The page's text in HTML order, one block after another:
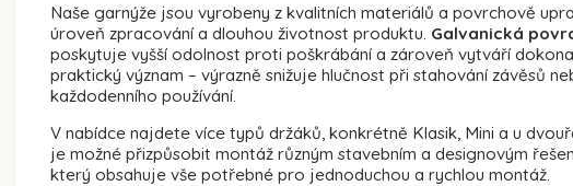
Naše garnýže jsou vyrobeny z kvalitních materiálů a povrchově
úroveň zpracování a dlouhou životnost produktu. Galvanická
poskytuje vyšší odolnost proti poškrábání a zároveň vytváří
praktický význam – výrazně snižuje hlučnost při stahování závěsů
každodenního používání.
V nabídce najdete více typů držáků, konkrétně Klasik, Mini a u
je možné přizpůsobit montáž různým stavebním a designovým
který obsahuje vše potřebné pro jednoduchou a rychlou montáž.